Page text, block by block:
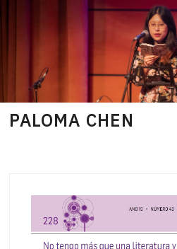
PALOMA CHEN